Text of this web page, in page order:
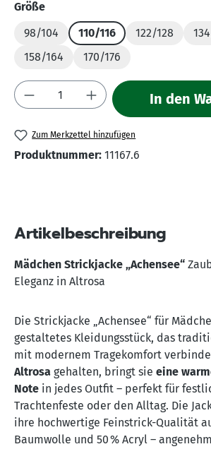
Größeauswählen
98/104
110/116 122/128
158/164
170/176
Produkt Anzahl: Gib den
In den
Zum Merkzettel hinzufügen
Produktnummer: 11167.6
Artikelbeschreibung
Mädchen Strickjacke „Achensee“
Eleganz in Altrosa
Die Strickjacke „Achensee“ für
gestaltetes Kleidungsstück, das
mit modernem Tragekomfort
Altrosa gehalten, bringt sie eine
Note in jedes Outfit – perfekt für
Trachtenfeste oder den Alltag. Die
ihre hochwertige Feinstrick-Qualität
Baumwolle und 50 % Acryl –